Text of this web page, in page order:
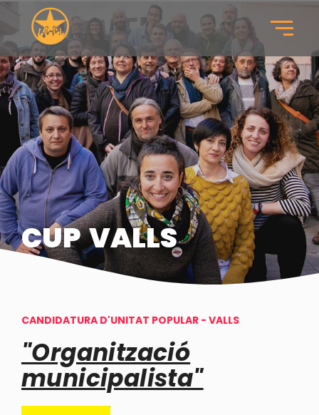
CUP VALLS
CANDIDATURA D'UNITAT POPULAR - VALLS
"Organització
municipalista"